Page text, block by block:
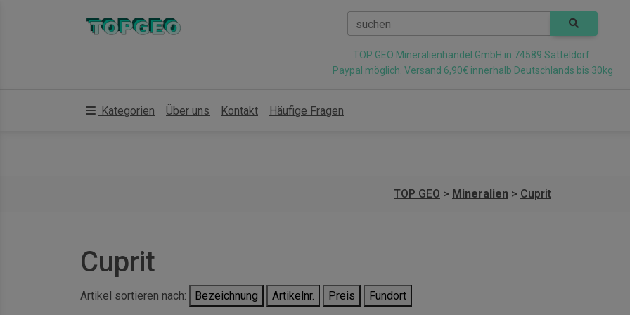
suchen
TOP GEO Mineralienhandel GmbH in 74589 Satteldorf.
Paypal möglich. Versand 6,90€ innerhalb Deutschlands bis 30kg
Kategorien Über uns Kontakt Häufige Fragen
TOP GEO > Mineralien > Cuprit
Cuprit
Artikel sortieren nach: Bezeichnung Artikelnr. Preis Fundort